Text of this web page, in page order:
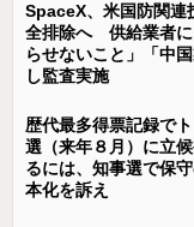
SpaceX、米国防関連
全排除へ 供給業者に
らせないこと」「中
し監査実施
歴代最多得票記録で
選（来年８月）に立
るには、知事選で保
本化を訴え